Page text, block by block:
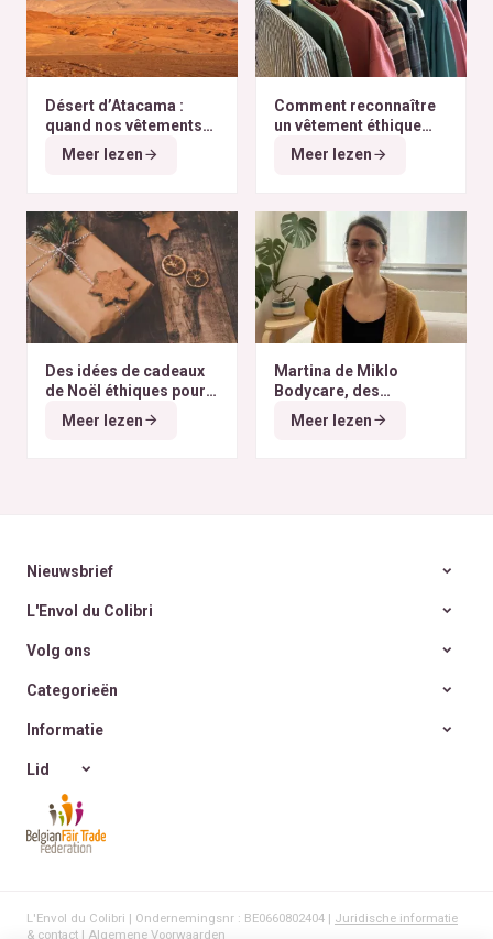
Désert d’Atacama :
quand nos vêtements
finissent à l’autre bout
du monde
Meer lezen
Comment reconnaître
un vêtement éthique
selon nos critères ?
Meer lezen
Des idées de cadeaux
de Noël éthiques pour
tous les budgets
Meer lezen
Martina de Miklo
Bodycare, des
déodorants naturels et
zéro déchet
A la
Meer lezen
Nieuwsbrief
L'Envol du Colibri
Volg ons
Categorieën
Informatie
Lid
L'Envol du Colibri | Ondernemingsnr : BE0660802404 | Juridische informatie
& contact | Algemene Voorwaarden